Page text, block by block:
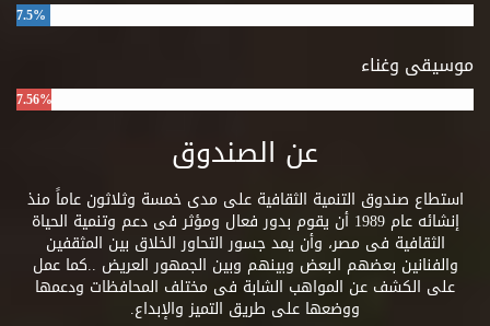
7.5%
موسيقى وغناء
7.56%
عن الصندوق
استطاع صندوق التنمية الثقافية على مدى خمسة وثلاثون عاماً منذ
إنشائه عام 1989 أن يقوم بدور فعال ومؤثر فى دعم وتنمية الحياة
الثقافية فى مصر، وأن يمد جسور التحاور الخلاق بين المثقفين
والفنانين بعضهم البعض وبينهم وبين الجمهور العريض ..كما عمل
على الكشف عن المواهب الشابة فى مختلف المحافظات ودعمها
ووضعها على طريق التميز والإبداع.